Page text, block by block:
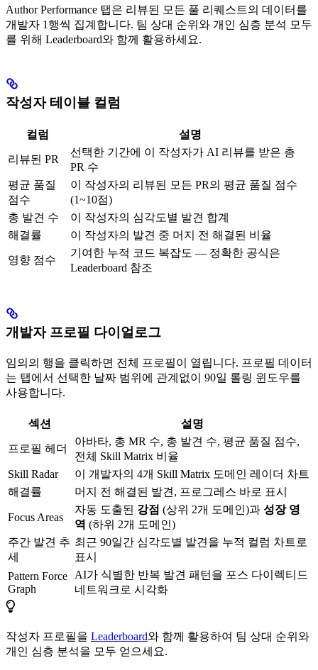
Author Performance 탭은 리뷰된 모든 풀 리퀘스트의 데이터를
개발자 1행씩 집계합니다. 팀 상대 순위와 개인 심층 분석 모두
를 위해 Leaderboard와 함께 활용하세요.
작성자 테이블 컬럼
컬럼 설명
리뷰된 PR
선택한 기간에 이 작성자가 AI 리뷰를 받은 총
PR 수
평균 품질
점수
이 작성자의 리뷰된 모든 PR의 평균 품질 점수
(1~10점)
총 발견 수
이 작성자의 심각도별 발견 합계
해결률
이 작성자의 발견 중 머지 전 해결된 비율
영향 점수
기여한 누적 코드 복잡도 — 정확한 공식은
Leaderboard 참조
개발자 프로필 다이얼로그
임의의 행을 클릭하면 전체 프로필이 열립니다. 프로필 데이터
는 탭에서 선택한 날짜 범위에 관계없이 90일 롤링 윈도우를
사용합니다.
섹션 설명
프로필 헤더
아바타, 총 MR 수, 총 발견 수, 평균 품질 점수,
전체 Skill Matrix 비율
Skill Radar
이 개발자의 4개 Skill Matrix 도메인 레이더 차트
해결률
머지 전 해결된 발견, 프로그레스 바로 표시
Focus Areas
자동 도출된 강점 (상위 2개 도메인)과 성장 영
역 (하위 2개 도메인)
주간 발견 추
세
최근 90일간 심각도별 발견을 누적 컬럼 차트로
표시
Pattern Force
Graph
AI가 식별한 반복 발견 패턴을 포스 다이렉티드
네트워크로 시각화
작성자 프로필을 Leaderboard와 함께 활용하여 팀 상대 순위와
개인 심층 분석을 모두 얻으세요.